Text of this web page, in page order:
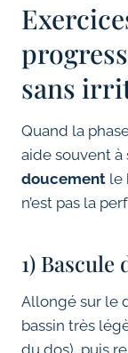
sans
Quand la
aide souvent à
doucement le
n’est pas la
1) Bascule
Allongé sur le
bassin très